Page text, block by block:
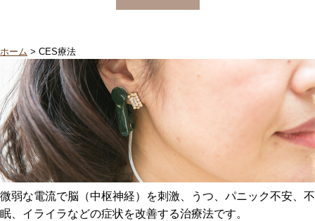
ホーム > CES療法
微弱な電流で脳（中枢神経）を刺激、うつ、パニック不安、不
眠、イライラなどの症状を改善する治療法です。